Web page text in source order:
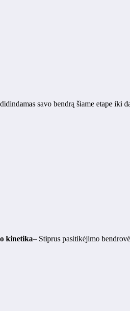
savo bendrą šiame etape iki
kinetika– Stiprus pasitikėjimo